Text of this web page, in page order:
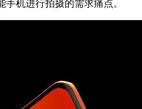
机进行拍摄的需求痛点。